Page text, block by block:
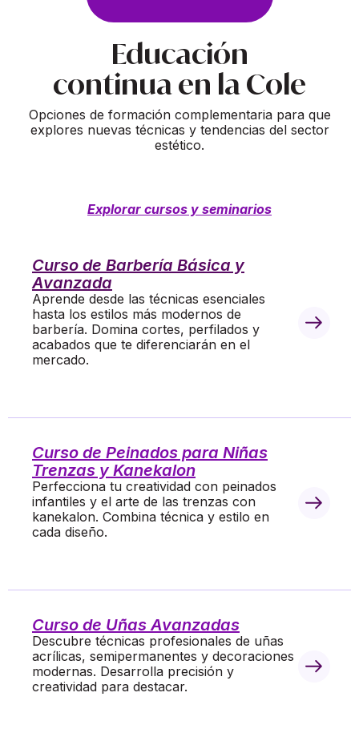
Educación
continua en la Cole
Opciones de formación complementaria para que
explores nuevas técnicas y tendencias del sector
estético.
Explorar cursos y seminarios
Curso de Barbería Básica y
Avanzada
Aprende desde las técnicas esenciales
hasta los estilos más modernos de
barbería. Domina cortes, perfilados y
acabados que te diferenciarán en el
mercado.
Curso de Peinados para Niñas
Trenzas y Kanekalon
Perfecciona tu creatividad con peinados
infantiles y el arte de las trenzas con
kanekalon. Combina técnica y estilo en
cada diseño.
Curso de Uñas Avanzadas
Descubre técnicas profesionales de uñas
acrílicas, semipermanentes y decoraciones
modernas. Desarrolla precisión y
creatividad para destacar.